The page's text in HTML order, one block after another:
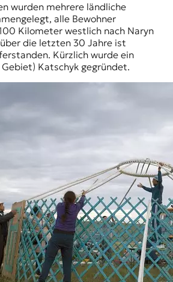
wurden mehrere ländliche
alle Bewohner
Kilometer westlich nach Naryn
die letzten 30 Jahre ist
Kürzlich wurde ein
Katschyk gegründet.